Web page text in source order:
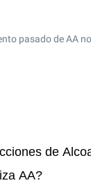
pasado de AA
de
AA?